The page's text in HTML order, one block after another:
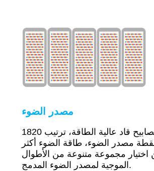
مصدر الضوء
1820 قطعة من مصابيح قاد عالية الطاقة، ترتيب
مصدر الضوء، طاقة الضوء أكثر
اختيار مجموعة متنوعة من الأطوال
الموجية لمصدر الضوء المدمج.